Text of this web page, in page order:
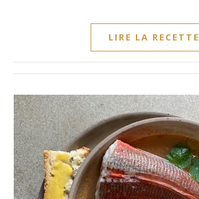
LIRE LA RECETTE